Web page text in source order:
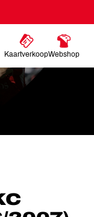
KaartverkoopWebshop
WAALWIJK (2006/2007)